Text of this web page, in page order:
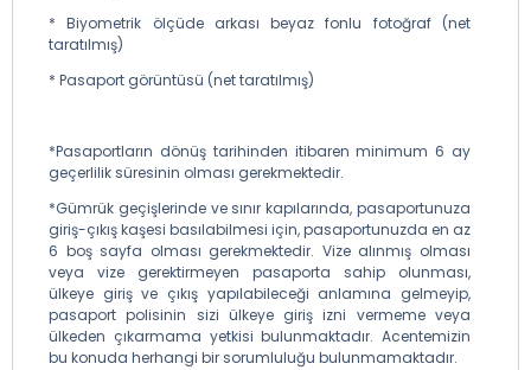
* Biyometrik ölçüde arkası beyaz fonlu fotoğraf (net
taratılmış)
* Pasaport görüntüsü (net taratılmış)
*Pasaportların dönüş tarihinden itibaren minimum 6 ay
geçerlilik süresinin olması gerekmektedir.
*Gümrük geçişlerinde ve sınır kapılarında, pasaportunuza
giriş-çıkış kaşesi basılabilmesi için, pasaportunuzda en az
6 boş sayfa olması gerekmektedir. Vize alınmış olması
veya vize gerektirmeyen pasaporta sahip olunması,
ülkeye giriş ve çıkış yapılabileceği anlamına gelmeyip,
pasaport polisinin sizi ülkeye giriş izni vermeme veya
ülkeden çıkarmama yetkisi bulunmaktadır. Acentemizin
bu konuda herhangi bir sorumluluğu bulunmamaktadır.